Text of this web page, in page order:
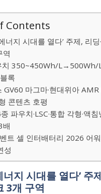
Contents
너지 시대를 열다’ 주제, 리딩
역
치 350~450Wh/L→500Wh/
록
GV60 마그마·현대위아
콘텐츠 호평
파우치·LSC·통합 각형·액
배
트 셀 인터배터리 2026 어워
성
너지 시대를 열다’ 주
3개 구역